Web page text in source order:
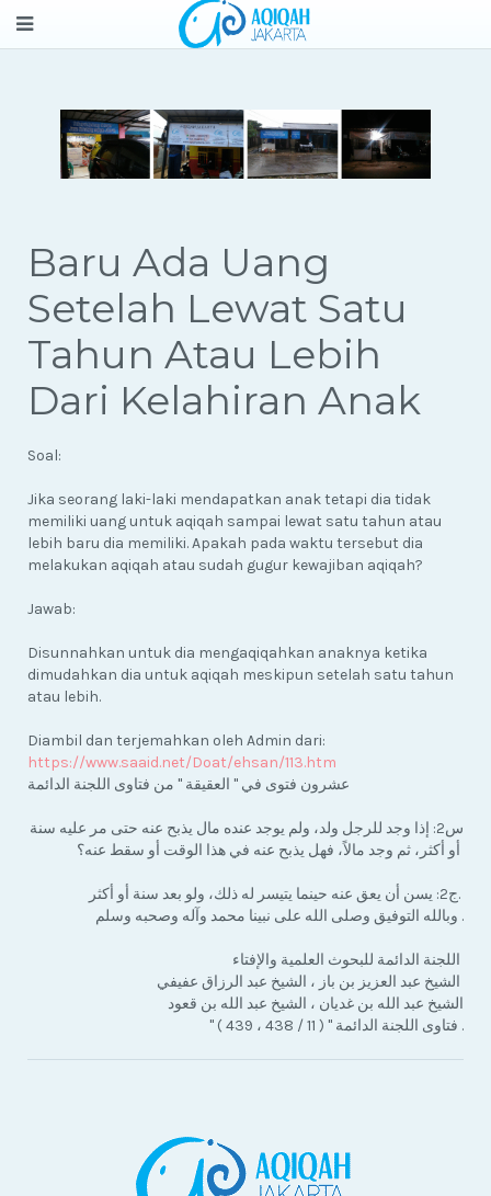
Baru Ada Uang
Setelah Lewat Satu
Tahun Atau Lebih
Dari Kelahiran Anak
Soal:
Jika seorang laki-laki mendapatkan anak tetapi dia tidak
memiliki uang untuk aqiqah sampai lewat satu tahun atau
lebih baru dia memiliki. Apakah pada waktu tersebut dia
melakukan aqiqah atau sudah gugur kewajiban aqiqah?
Jawab:
Disunnahkan untuk dia mengaqiqahkan anaknya ketika
dimudahkan dia untuk aqiqah meskipun setelah satu tahun
atau lebih.
Diambil dan terjemahkan oleh Admin dari:
https://www.saaid.net/Doat/ehsan/113.htm
عشرون فتوى في " العقيقة " من فتاوى اللجنة الدائمة
س2: إذا وجد للرجل ولد، ولم يوجد عنده مال يذبح عنه حتى مر عليه سنة
ج2: يسن أن يعق عنه حينما يتيسر له ذلك، ولو بعد سنة أو أكثر.
وبالله التوفيق وصلى الله على نبينا محمد وآله وصحبه وسلم .
الشيخ عبد الله بن غديان ، الشيخ عبد الله بن قعود
" فتاوى اللجنة الدائمة " ( 11 / 438 ، 439 ) .